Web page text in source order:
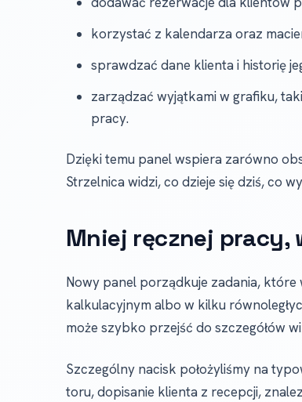
korzystać z kalendarza oraz
sprawdzać dane klienta i historię
zarządzać wyjątkami w grafiku,
pracy.
Dzięki temu panel wspiera zarówno
Strzelnica widzi, co dzieje się dziś, co
Mniej ręcznej pracy,
Nowy panel porządkuje zadania, które
kalkulacyjnym albo w kilku
może szybko przejść do szczegółów
Szczególny nacisk położyliśmy na
toru, dopisanie klienta z recepcji,